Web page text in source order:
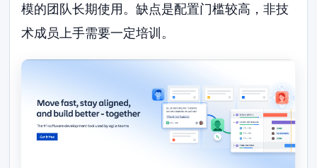
模的团队长期使用。缺点是配置门槛较高，非技
术成员上手需要一定培训。